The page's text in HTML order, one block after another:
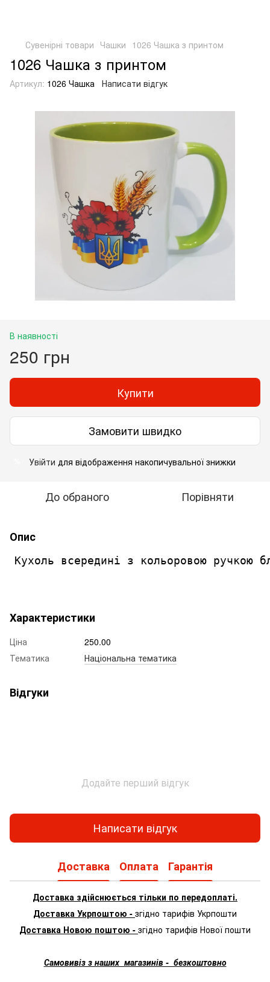
Сувенірні товари Чашки 1026 Чашка з принтом
1026 Чашка з принтом
Артикул: 1026 Чашка Написати відгук
В наявності
250 грн
Купити
Замовити швидко
Увійти для відображення накопичувальної знижки
До обраного Порівняти
Опис
Кухоль всередині з кольоровою
Характеристики
Ціна
250.00
Тематика
Національна тематика
Відгуки
Додайте перший відгук
Написати відгук
Доставка Оплата Гарантія
Доставка здійснюється тільки по передоплаті.
Доставка Укрпоштою - згідно тарифів Укрпошти
Доставка Новою поштою - згідно тарифів Нової пошти
Самовивіз з наших магазинів - безкоштовно